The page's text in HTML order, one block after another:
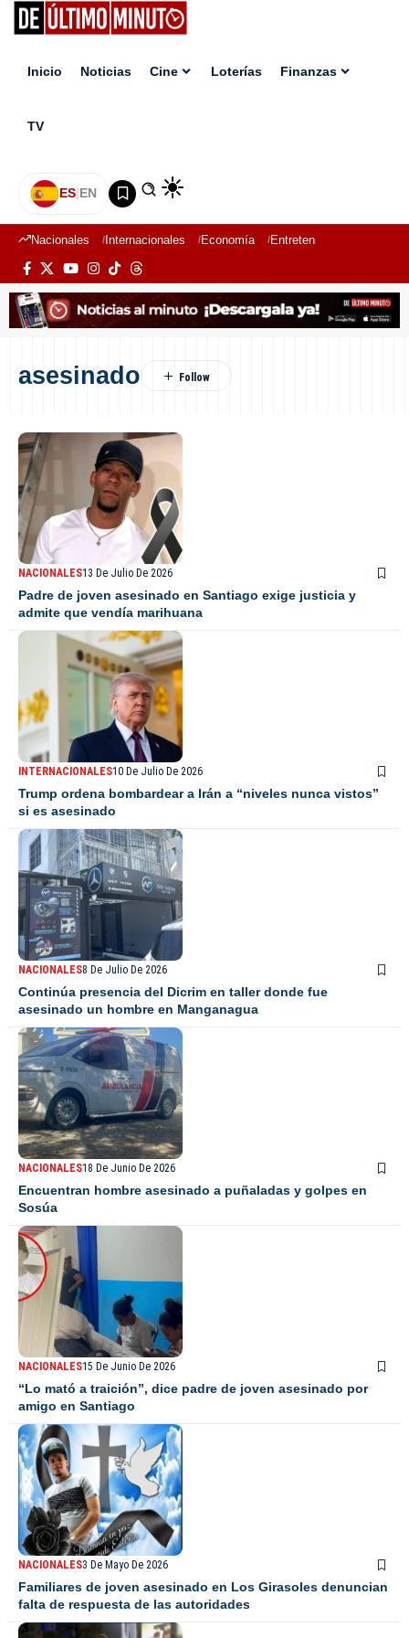
Inicio Noticias Cine Loterías Finanzas
TV
ES|EN
Nacionales Internacionales Economía Entretenimiento
asesinado
NACIONALES13 De Julio De 2026
Padre de joven asesinado en Santiago exige justicia y
admite que vendía marihuana
INTERNACIONALES10 De Julio De 2026
Trump ordena bombardear a Irán a “niveles nunca vistos”
si es asesinado
NACIONALES8 De Julio De 2026
Continúa presencia del Dicrim en taller donde fue
asesinado un hombre en Manganagua
NACIONALES18 De Junio De 2026
Encuentran hombre asesinado a puñaladas y golpes en
Sosúa
NACIONALES15 De Junio De 2026
“Lo mató a traición”, dice padre de joven asesinado por
amigo en Santiago
NACIONALES3 De Mayo De 2026
Familiares de joven asesinado en Los Girasoles denuncian
falta de respuesta de las autoridades